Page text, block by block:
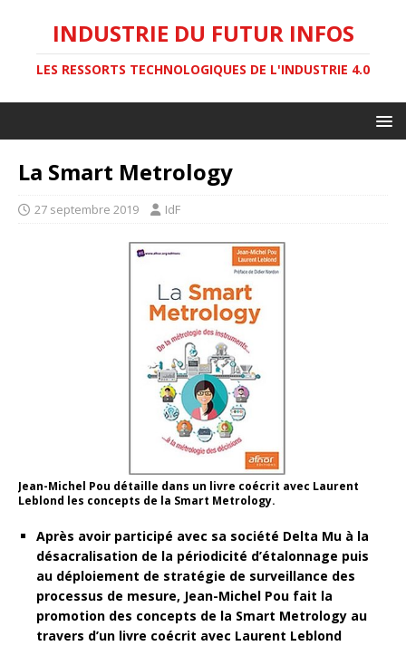
INDUSTRIE DU FUTUR INFOS
LES RESSORTS TECHNOLOGIQUES DE L'INDUSTRIE 4.0
La Smart Metrology
27 septembre 2019 IdF
Jean-Michel Pou détaille dans un livre coécrit avec Laurent
Leblond les concepts de la Smart Metrology.
Après avoir participé avec sa société Delta Mu à la
désacralisation de la périodicité d’étalonnage puis
au déploiement de stratégie de surveillance des
processus de mesure, Jean-Michel Pou fait la
promotion des concepts de la Smart Metrology au
travers d’un livre coécrit avec Laurent Leblond